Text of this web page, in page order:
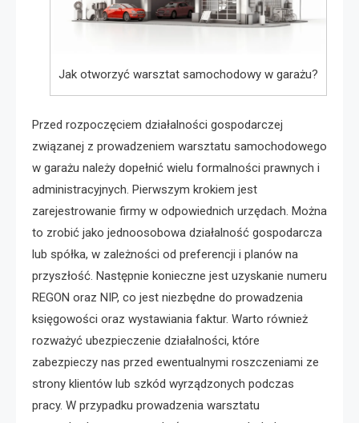
Jak otworzyć warsztat samochodowy w garażu?
Przed rozpoczęciem działalności gospodarczej
związanej z prowadzeniem warsztatu samochodowego
w garażu należy dopełnić wielu formalności prawnych i
administracyjnych. Pierwszym krokiem jest
zarejestrowanie firmy w odpowiednich urzędach. Można
to zrobić jako jednoosobowa działalność gospodarcza
lub spółka, w zależności od preferencji i planów na
przyszłość. Następnie konieczne jest uzyskanie numeru
REGON oraz NIP, co jest niezbędne do prowadzenia
księgowości oraz wystawiania faktur. Warto również
rozważyć ubezpieczenie działalności, które
zabezpieczy nas przed ewentualnymi roszczeniami ze
strony klientów lub szkód wyrządzonych podczas
pracy. W przypadku prowadzenia warsztatu